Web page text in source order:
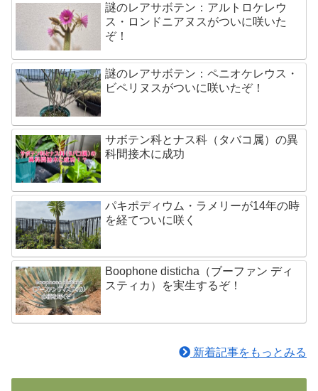
謎のレアサボテン：アルトロケレウ
ス・ロンドニアヌスがついに咲いた
ぞ！
謎のレアサボテン：ペニオケレウス・
ビペリヌスがついに咲いたぞ！
サボテン科とナス科（タバコ属）の異
科間接木に成功
パキポディウム・ラメリーが14年の時
を経てついに咲く
Boophone disticha（ブーファン ディ
スティカ）を実生するぞ！
新着記事をもっとみる